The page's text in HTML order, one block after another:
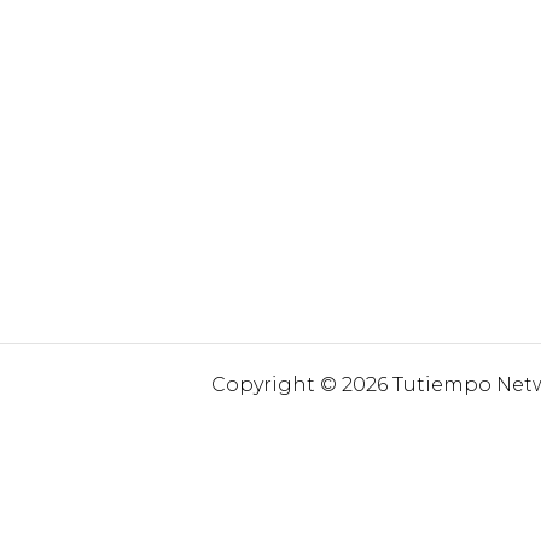
Copyright © 2026 Tutiempo